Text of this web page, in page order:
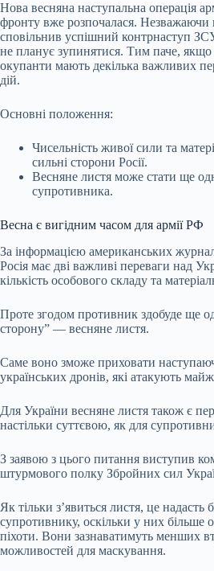
Нова весняна наступальна операція
фронту вже розпочалася. Незважаючи
сповільнив успішний контрнаступ
не планує зупинятися. Тим паче, якщо
окупанти мають декілька важливих
дій.
Основні положення:
Чисельність живої сили та
сильні сторони Росії.
Весняне листя може стати ще
супротивника.
Весна є вигідним часом для армії РФ
За інформацією американських
Росія має дві важливі переваги над
кількість особового складу та
Проте згодом противник здобуде ще
сторону” — весняне листя.
Саме воно зможе приховати
українських дронів, які атакують
Для України весняне листя також є
настільки суттєвою, як для
З заявою з цього питання виступив
штурмового полку Збройних сил
Як тільки з’явиться листя, це надасть
супротивнику, оскільки у них більше
піхоти. Вони зазнаватимуть менших
можливостей для маскування.